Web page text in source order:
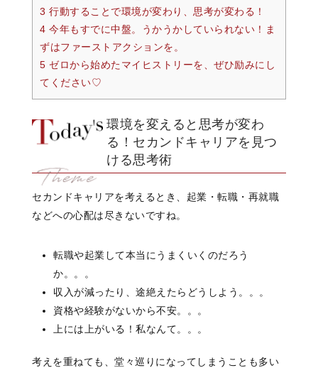
3 行動することで環境が変わり、思考が変わる！
4 今年もすでに中盤。うかうかしていられない！ま
ずはファーストアクションを。
5 ゼロから始めたマイヒストリーを、ぜひ励みにし
てください♡
環境を変えると思考が変わ
る！セカンドキャリアを見つ
ける思考術
セカンドキャリアを考えるとき、起業・転職・再就職
などへの心配は尽きないですね。
転職や起業して本当にうまくいくのだろう
か。。。
収入が減ったり、途絶えたらどうしよう。。。
資格や経験がないから不安。。。
上には上がいる！私なんて。。。
考えを重ねても、堂々巡りになってしまうことも多い